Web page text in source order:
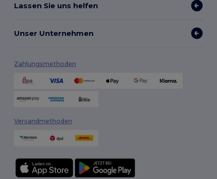
Lassen Sie uns helfen
Unser Unternehmen
Zahlungsmethoden
Versandmethoden